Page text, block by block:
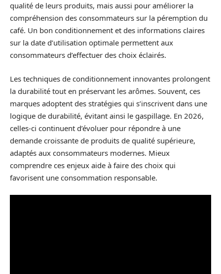
qualité de leurs produits, mais aussi pour améliorer la
compréhension des consommateurs sur la péremption du
café. Un bon conditionnement et des informations claires
sur la date d’utilisation optimale permettent aux
consommateurs d’effectuer des choix éclairés.
Les techniques de conditionnement innovantes prolongent
la durabilité tout en préservant les arômes. Souvent, ces
marques adoptent des stratégies qui s’inscrivent dans une
logique de durabilité, évitant ainsi le gaspillage. En 2026,
celles-ci continuent d’évoluer pour répondre à une
demande croissante de produits de qualité supérieure,
adaptés aux consommateurs modernes. Mieux
comprendre ces enjeux aide à faire des choix qui
favorisent une consommation responsable.